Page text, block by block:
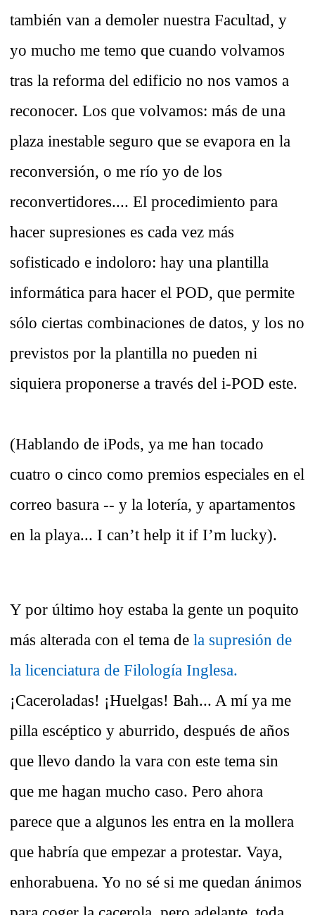
también van a demoler nuestra Facultad, y
yo mucho me temo que cuando volvamos
tras la reforma del edificio no nos vamos a
reconocer. Los que volvamos: más de una
plaza inestable seguro que se evapora en la
reconversión, o me río yo de los
reconvertidores.... El procedimiento para
hacer supresiones es cada vez más
sofisticado e indoloro: hay una plantilla
informática para hacer el POD, que permite
sólo ciertas combinaciones de datos, y los no
previstos por la plantilla no pueden ni
siquiera proponerse a través del i-POD este.
(Hablando de iPods, ya me han tocado
cuatro o cinco como premios especiales en el
correo basura -- y la lotería, y apartamentos
en la playa... I can’t help it if I’m lucky).
Y por último hoy estaba la gente un poquito
más alterada con el tema de la supresión de
la licenciatura de Filología Inglesa.
¡Caceroladas! ¡Huelgas! Bah... A mí ya me
pilla escéptico y aburrido, después de años
que llevo dando la vara con este tema sin
que me hagan mucho caso. Pero ahora
parece que a algunos les entra en la mollera
que habría que empezar a protestar. Vaya,
enhorabuena. Yo no sé si me quedan ánimos